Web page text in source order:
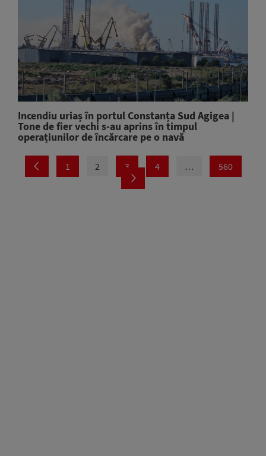
Incendiu uriaș în portul Constanța Sud Agigea |
Tone de fier vechi s-au aprins în timpul
operațiunilor de încărcare pe o navă
1 2 3 4 … 560